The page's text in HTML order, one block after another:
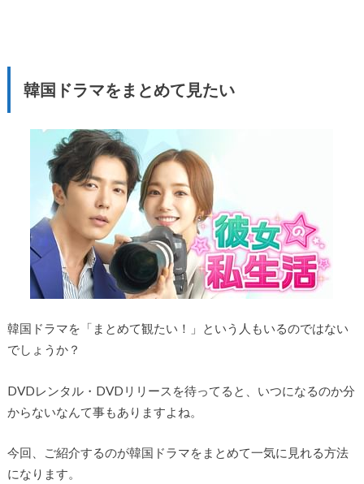
韓国ドラマをまとめて見たい
韓国ドラマを「まとめて観たい！」という人もいるのではない
でしょうか？
DVDレンタル・DVDリリースを待ってると、いつになるのか分
からないなんて事もありますよね。
今回、ご紹介するのが韓国ドラマをまとめて一気に見れる方法
になります。